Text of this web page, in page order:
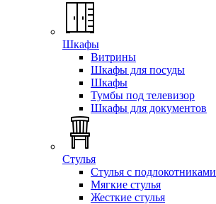
Шкафы
Витрины
Шкафы для посуды
Шкафы
Тумбы под телевизор
Шкафы для документов
Стулья
Стулья с подлокотниками
Мягкие стулья
Жесткие стулья